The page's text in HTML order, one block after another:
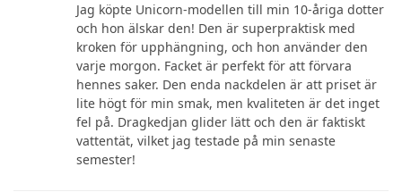
Jag köpte Unicorn-modellen till min 10-åriga dotter
och hon älskar den! Den är superpraktisk med
kroken för upphängning, och hon använder den
varje morgon. Facket är perfekt för att förvara
hennes saker. Den enda nackdelen är att priset är
lite högt för min smak, men kvaliteten är det inget
fel på. Dragkedjan glider lätt och den är faktiskt
vattentät, vilket jag testade på min senaste
semester!